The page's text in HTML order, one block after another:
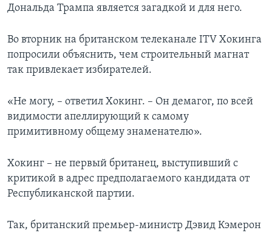
Дональда Трампа является загадкой и для него.
Во вторник на британском телеканале ITV Хокинга
попросили объяснить, чем строительный магнат
так привлекает избирателей.
«Не могу, – ответил Хокинг. – Он демагог, по всей
видимости апеллирующий к самому
примитивному общему знаменателю».
Хокинг – не первый британец, выступивший с
критикой в адрес предполагаемого кандидата от
Республиканской партии.
Так, британский премьер-министр Дэвид Кэмерон